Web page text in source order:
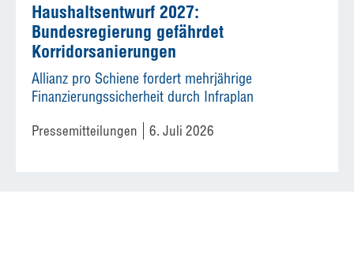
Haushaltsentwurf 2027:
Bundesregierung gefährdet
Korridorsanierungen
Allianz pro Schiene fordert mehrjährige
Finanzierungssicherheit durch Infraplan
Pressemitteilungen 6. Juli 2026